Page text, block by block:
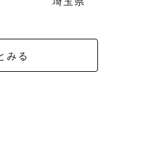
みる